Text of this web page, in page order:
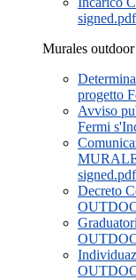
signed.pdf
Murales outdoor
progetto
Avviso
Fermi
signed.pdf
Decreto